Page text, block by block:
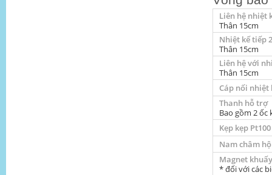
Liên hệ nhiệt
Thân 15cm
Nhiệt kế tiếp
Thân 15cm
Liên hệ với
Thân 15cm
Cáp nối nhiệt
Thanh hỗ trợ
Bao gồm 2
Kẹp kẹp Pt100
Nam châm
Magnet
* đối với các